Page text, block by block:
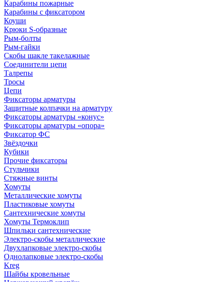
Карабины пожарные
Карабины с фиксатором
Коуши
Крюки S-образные
Рым-болты
Рым-гайки
Скобы шакле такелажные
Соединители цепи
Талрепы
Тросы
Цепи
Фиксаторы арматуры
Защитные колпачки на арматуру
Фиксаторы арматуры «конус»
Фиксаторы арматуры «опора»
Фиксатор ФС
Звёздочки
Кубики
Прочие фиксаторы
Стульчики
Стяжные винты
Хомуты
Металлические хомуты
Пластиковые хомуты
Сантехнические хомуты
Хомуты Термоклип
Шпильки сантехнические
Электро-скобы металлические
Двухлапковые электро-скобы
Однолапковые электро-скобы
Kreg
Шайбы кровельные